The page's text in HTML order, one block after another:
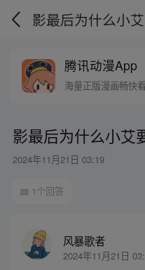
影最后为什么小
腾讯动漫App
海量正版漫画畅快看
影最后为什么小艾
2024年11月21日 03:19
1个回答
风暴歌者
2024年11月21日